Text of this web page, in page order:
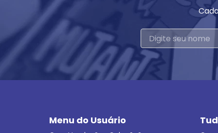
Menu do Usuário